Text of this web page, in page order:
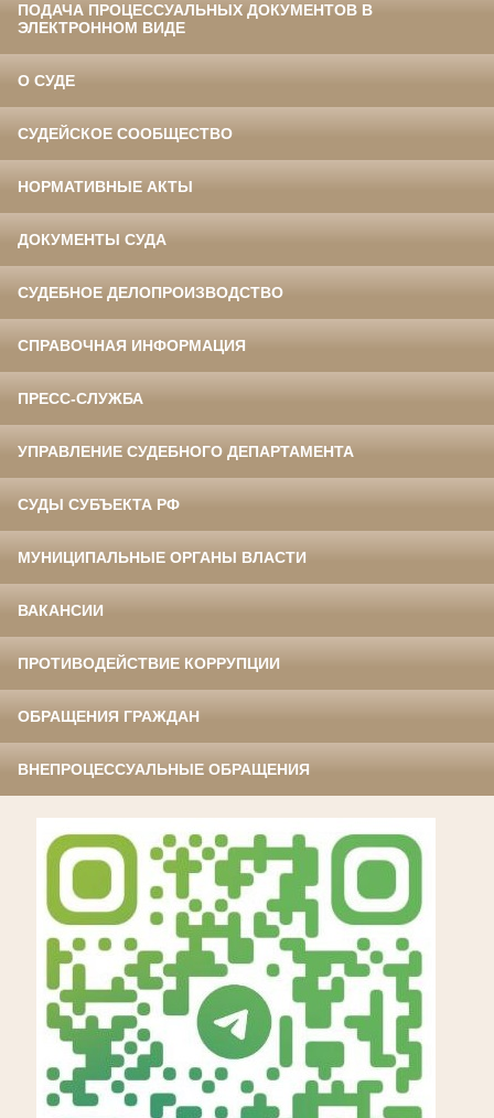
ПОДАЧА ПРОЦЕССУАЛЬНЫХ ДОКУМЕНТОВ В
ЭЛЕКТРОННОМ ВИДЕ
О СУДЕ
СУДЕЙСКОЕ СООБЩЕСТВО
НОРМАТИВНЫЕ АКТЫ
ДОКУМЕНТЫ СУДА
СУДЕБНОЕ ДЕЛОПРОИЗВОДСТВО
СПРАВОЧНАЯ ИНФОРМАЦИЯ
ПРЕСС-СЛУЖБА
УПРАВЛЕНИЕ СУДЕБНОГО ДЕПАРТАМЕНТА
СУДЫ СУБЪЕКТА РФ
МУНИЦИПАЛЬНЫЕ ОРГАНЫ ВЛАСТИ
ВАКАНСИИ
ПРОТИВОДЕЙСТВИЕ КОРРУПЦИИ
ОБРАЩЕНИЯ ГРАЖДАН
ВНЕПРОЦЕССУАЛЬНЫЕ ОБРАЩЕНИЯ